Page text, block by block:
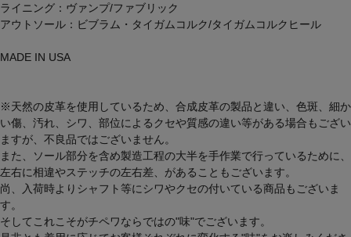
ライニング：ヴァンプ/ファブリック
アウトソール：ビブラム・タイガムコルク/タイガムコルクヒール
MADE IN USA
※天然の皮革を使用しているため、合成皮革の製品と違い、色斑、細か
い傷、汚れ、シワ、部位によるクセや質感の違い等がある場合もござい
ますが、不良品ではございません。
また、ソール部分を含め製造工程の大半を手作業で行っているために、
左右に相違やステッチの左右差、があることもございます。
尚、入荷時よりシャフト等にシワやクセの付いている商品もございま
す。
そしてこれこそがチペワならではの"味"でございます。